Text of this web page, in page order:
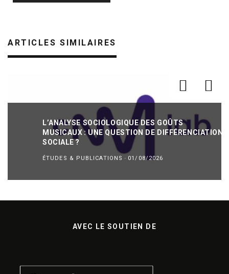
ARTICLES SIMILAIRES
L’ANALYSE SOCIOLOGIQUE DES GOÛTS
MUSICAUX : UNE QUESTION DE DIFFÉRENCIATION
SOCIALE ?
ÉTUDES & PUBLICATIONS · 01/08/2026
AVEC LE SOUTIEN DE